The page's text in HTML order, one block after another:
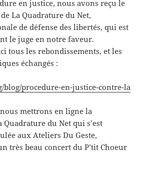
en justice, nous avons reçu le
La Quadrature du Net,
de défense des libertés, qui est
le juge en notre faveur.
tous les rebondissements, et les
échangés :
blog/procedure-en-justice-contre-la
mettrons en ligne la
Quadrature du Net qui s’est
aux Ateliers Du Geste,
très beau concert du P’tit Choeur